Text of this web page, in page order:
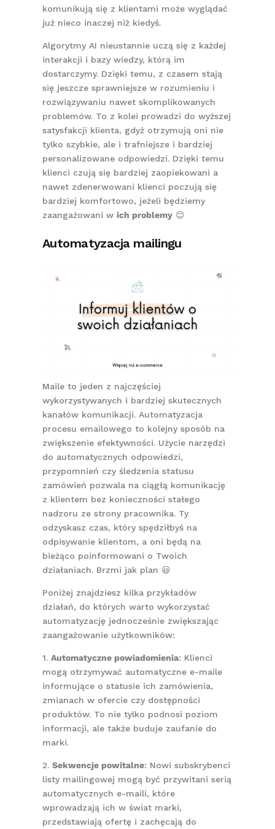
komunikują się z klientami może wyglądać
już nieco inaczej niż kiedyś.
Algorytmy AI nieustannie uczą się z każdej
interakcji i bazy wiedzy, którą im
dostarczymy. Dzięki temu, z czasem stają
się jeszcze sprawniejsze w rozumieniu i
rozwiązywaniu nawet skomplikowanych
problemów. To z kolei prowadzi do wyższej
satysfakcji klienta, gdyż otrzymują oni nie
tylko szybkie, ale i trafniejsze i bardziej
personalizowane odpowiedzi. Dzięki temu
klienci czują się bardziej zaopiekowani a
nawet zdenerwowani klienci poczują się
bardziej komfortowo, jeżeli będziemy
zaangażowani w ich problemy😊
Automatyzacja mailingu
Maile to jeden z najczęściej
wykorzystywanych i bardziej skutecznych
kanałów komunikacji. Automatyzacja
procesu emailowego to kolejny sposób na
zwiększenie efektywności. Użycie narzędzi
do automatycznych odpowiedzi,
przypomnień czy śledzenia statusu
zamówień pozwala na ciągłą komunikację
z klientem bez konieczności stałego
nadzoru ze strony pracownika. Ty
odzyskasz czas, który spędziłbyś na
odpisywanie klientom, a oni będą na
bieżąco poinformowani o Twoich
działaniach. Brzmi jak plan 😃
Poniżej znajdziesz kilka przykładów
działań, do których warto wykorzystać
automatyzację jednocześnie zwiększając
zaangażowanie użytkowników:
1. Automatyczne powiadomienia: Klienci
mogą otrzymywać automatyczne e-maile
informujące o statusie ich zamówienia,
zmianach w ofercie czy dostępności
produktów. To nie tylko podnosi poziom
informacji, ale także buduje zaufanie do
marki.
2. Sekwencje powitalne: Nowi subskrybenci
listy mailingowej mogą być przywitani serią
automatycznych e-maili, które
wprowadzają ich w świat marki,
przedstawiają ofertę i zachęcają do